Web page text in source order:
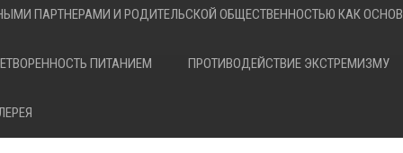
ПАРТНЕРАМИ И РОДИТЕЛЬСКОЙ ОБЩЕСТВЕННОСТЬЮ КАК
ПИТАНИЕМ ПРОТИВОДЕЙСТВИЕ ЭКСТРЕМИЗМУ